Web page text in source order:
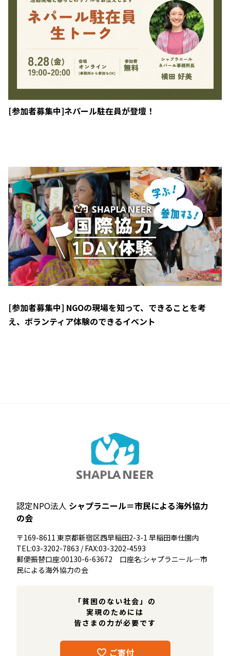
[参加者募集中]ネパール駐在員が登壇！
[参加者募集中] NGOの現場を知って、できることを考
え、ボランティア体験のできるイベント
認定NPO法人 シャプラニール＝市民による海外協力
の会
〒169-8611 東京都新宿区西早稲田2-3-1 早稲田奉仕園内
TEL:03-3202-7863 / FAX:03-3202-4593
郵便振替口座:00130-6-63672 口座名:シャプラニール―市
民による海外協力の会
「貧困のない社会」の
実現のためには
皆さまの力が必要です
ご寄付